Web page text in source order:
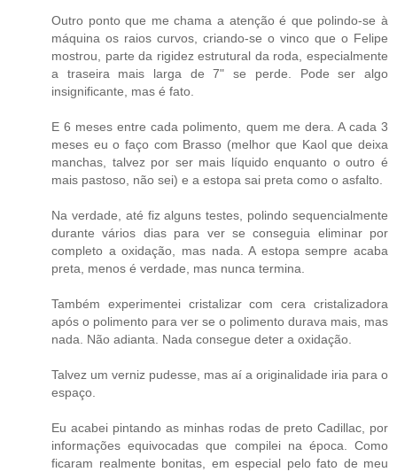
Outro ponto que me chama a atenção é que polindo-se à
máquina os raios curvos, criando-se o vinco que o Felipe
mostrou, parte da rigidez estrutural da roda, especialmente
a traseira mais larga de 7" se perde. Pode ser algo
insignificante, mas é fato.
E 6 meses entre cada polimento, quem me dera. A cada 3
meses eu o faço com Brasso (melhor que Kaol que deixa
manchas, talvez por ser mais líquido enquanto o outro é
mais pastoso, não sei) e a estopa sai preta como o asfalto.
Na verdade, até fiz alguns testes, polindo sequencialmente
durante vários dias para ver se conseguia eliminar por
completo a oxidação, mas nada. A estopa sempre acaba
preta, menos é verdade, mas nunca termina.
Também experimentei cristalizar com cera cristalizadora
após o polimento para ver se o polimento durava mais, mas
nada. Não adianta. Nada consegue deter a oxidação.
Talvez um verniz pudesse, mas aí a originalidade iria para o
espaço.
Eu acabei pintando as minhas rodas de preto Cadillac, por
informações equivocadas que compilei na época. Como
ficaram realmente bonitas, em especial pelo fato de meu